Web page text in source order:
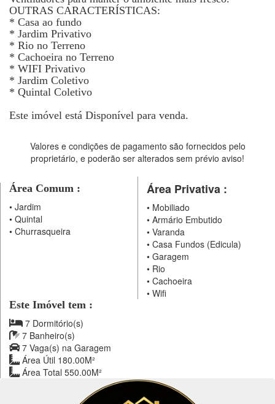
OUTRAS CARACTERÍSTICAS:
* Casa ao fundo
* Jardim Privativo
* Rio no Terreno
* Cachoeira no Terreno
* WIFI Privativo
* Jardim Coletivo
* Quintal Coletivo
Este imóvel está Disponível para venda.
Valores e condições de pagamento são fornecidos pelo
proprietário, e poderão ser alterados sem prévio aviso!
Área Comum :
• Jardim
• Quintal
• Churrasqueira
Área Privativa :
•Mobiliado
•Armário Embutido
•Varanda
•Casa Fundos (Edicula)
•Garagem
•Rio
•Cachoeira
•Wifi
Este Imóvel tem :
7 Dormitório(s)
7 Banheiro(s)
7 Vaga(s) na Garagem
Área Útil 180.00M²
Área Total 550.00M²